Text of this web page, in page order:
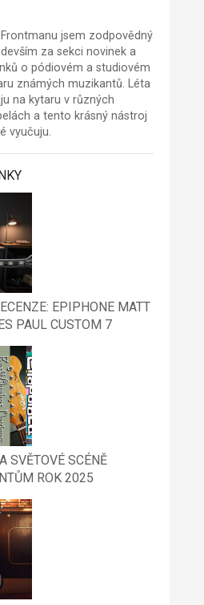
jsem zodpovědný
za sekci novinek a
o pódiovém a studiovém
známých muzikantů. Léta
na kytaru v různých
a tento krásný nástroj
vyučuju.
EPIPHONE MATT
PAUL CUSTOM 7
SVĚTOVÉ SCÉNĚ
ROK 2025